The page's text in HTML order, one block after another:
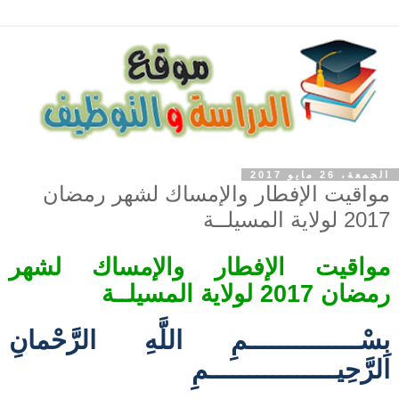
الجمعة، 26 مايو 2017
مواقيت الإفطار والإمساك لشهر رمضان
2017 لولاية المسيلــة
مواقيت الإفطار والإمساك لشهر
رمضان 2017 لولاية المسيلــة
بِسْــــــــــــــمِ اللَّهِ الرَّحْمانِ
الرَّحِيــــــــــــــــمِ